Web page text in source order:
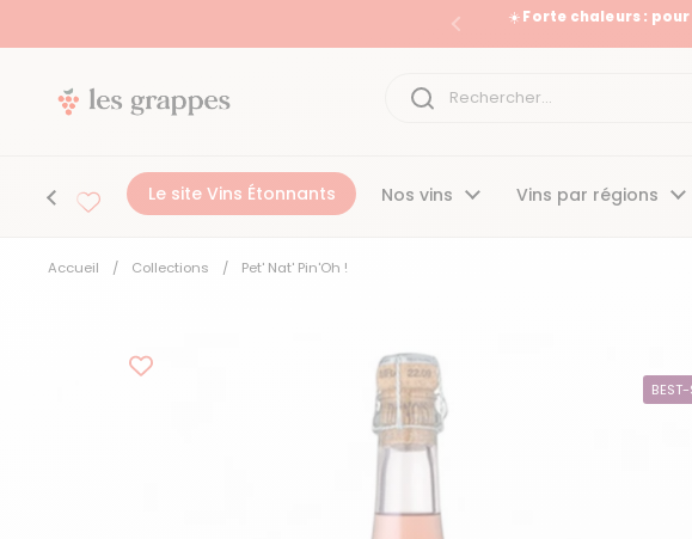
Précédent
☀️ Forte chaleurs :
Le site Vins Étonnants Nos vins Vins par régions
Accueil / Collections / Pet' Nat' Pin'Oh !
BEST-